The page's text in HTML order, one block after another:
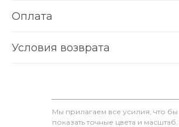
Оплата
Условия возврата
Мы прилагаем все усилия, что бы
показать точные цвета и